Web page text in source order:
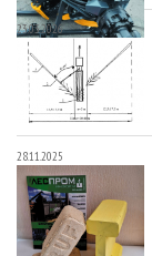
23.03.2026
28.11.2025